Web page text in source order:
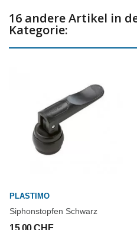
16 andere Artikel in
Kategorie:
PLASTIMO
Siphonstopfen Schwarz
15,00 CHF